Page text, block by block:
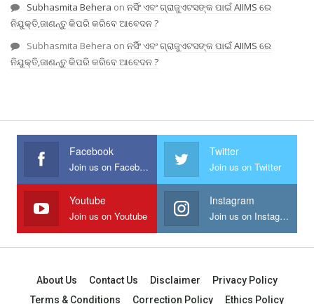
Subhasmita Behera on ନର୍ସିଂ ଏବଂ ଗ୍ରାଜୁଏଟସଙ୍କ ପାଇଁ AIIMS ରେ
ନିଯୁକ୍ତି,ଜାଣନ୍ତୁ କିପରି କରିବେ ଆବେଦନ ?
Subhasmita Behera on ନର୍ସିଂ ଏବଂ ଗ୍ରାଜୁଏଟସଙ୍କ ପାଇଁ AIIMS ରେ
ନିଯୁକ୍ତି,ଜାଣନ୍ତୁ କିପରି କରିବେ ଆବେଦନ ?
Facebook
Join us on Facebook
Twitter
Join us on Twitter
Youtube
Join us on Youtube
Instagram
Join us on Instagram
About Us Contact Us Disclaimer
Privacy Policy
Terms & Conditions
Correction Policy Ethics Policy